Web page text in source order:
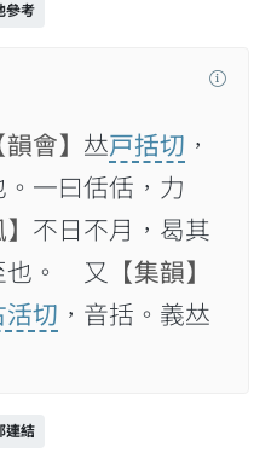
參考
韻會】 𠀤戸括切 ，
。一曰佸佸，力
不日不月，曷其
也。 又
【集韻】
活切 ，音括。義𠀤
連結